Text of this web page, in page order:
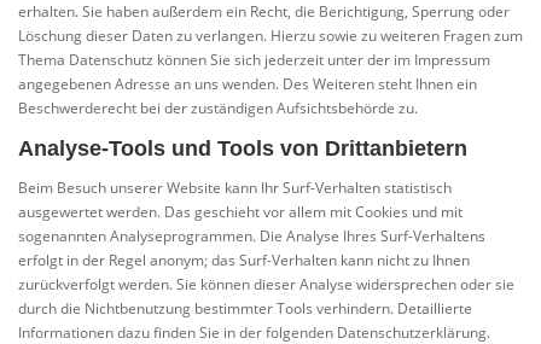
erhalten. Sie haben außerdem ein Recht, die Berichtigung, Sperrung oder
Löschung dieser Daten zu verlangen. Hierzu sowie zu weiteren Fragen zum
Thema Datenschutz können Sie sich jederzeit unter der im Impressum
angegebenen Adresse an uns wenden. Des Weiteren steht Ihnen ein
Beschwerderecht bei der zuständigen Aufsichtsbehörde zu.
Analyse-Tools und Tools von Drittanbietern
Beim Besuch unserer Website kann Ihr Surf-Verhalten statistisch
ausgewertet werden. Das geschieht vor allem mit Cookies und mit
sogenannten Analyseprogrammen. Die Analyse Ihres Surf-Verhaltens
erfolgt in der Regel anonym; das Surf-Verhalten kann nicht zu Ihnen
zurückverfolgt werden. Sie können dieser Analyse widersprechen oder sie
durch die Nichtbenutzung bestimmter Tools verhindern. Detaillierte
Informationen dazu finden Sie in der folgenden Datenschutzerklärung.